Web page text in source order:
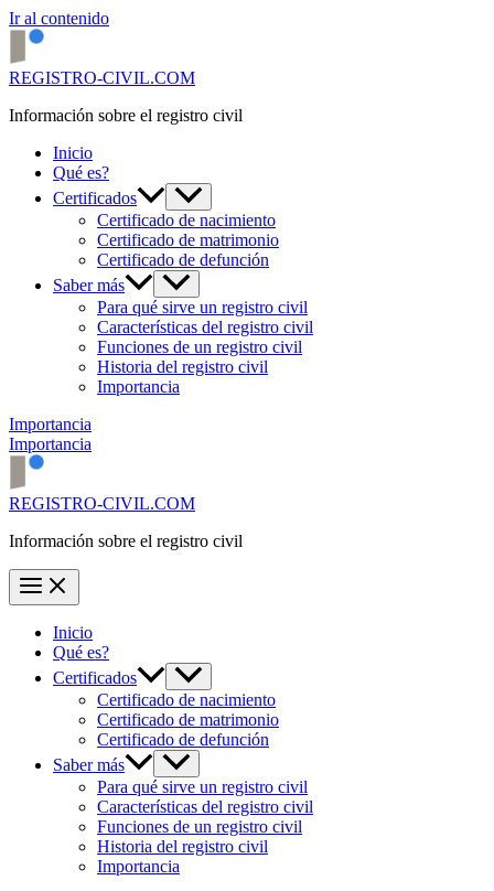
Ir al contenido
REGISTRO-CIVIL.COM
Información sobre el registro civil
Inicio
Qué es?
Certificados
Certificado de nacimiento
Certificado de matrimonio
Certificado de defunción
Saber más
Para qué sirve un registro civil
Características del registro civil
Funciones de un registro civil
Historia del registro civil
Importancia
Importancia
Importancia
REGISTRO-CIVIL.COM
Información sobre el registro civil
Inicio
Qué es?
Certificados
Certificado de nacimiento
Certificado de matrimonio
Certificado de defunción
Saber más
Para qué sirve un registro civil
Características del registro civil
Funciones de un registro civil
Historia del registro civil
Importancia